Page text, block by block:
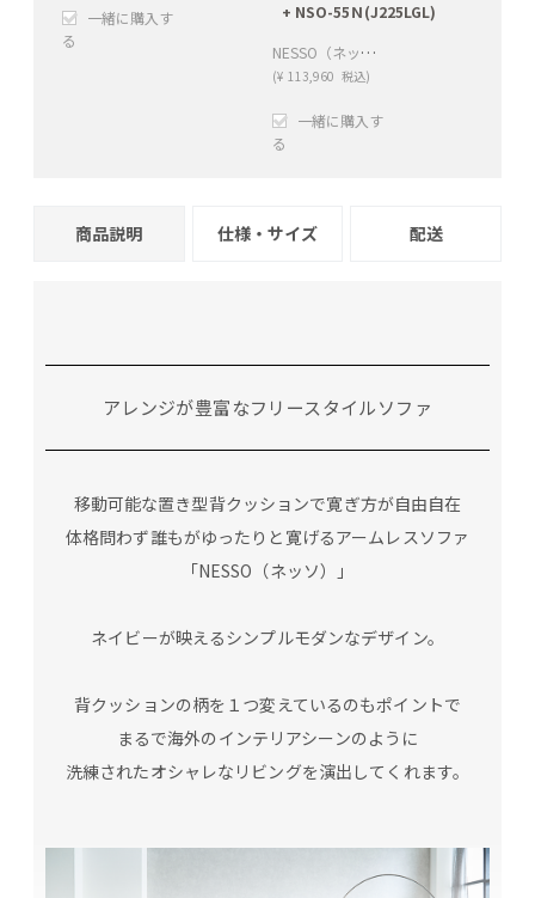
一緒に購入す
る
+ NSO-55Ｎ(J225LGL)
NESSO（ネッソ）オットマン ＋ クッションレスト（本体：J225LGL）
(¥ 113,960 税込)
一緒に購入す
る
商品説明 仕様・サイズ 配送
アレンジが豊富なフリースタイルソファ
移動可能な置き型背クッションで寛ぎ方が自由自在
体格問わず誰もがゆったりと寛げるアームレスソファ
「NESSO（ネッソ）」
ネイビーが映えるシンプルモダンなデザイン。
背クッションの柄を１つ変えているのもポイントで
まるで海外のインテリアシーンのように
洗練されたオシャレなリビングを演出してくれます。